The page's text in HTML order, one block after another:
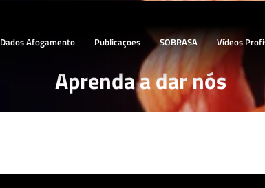
Dados Afogamento Publicaçoes SOBRASA Vídeos
Aprenda a dar nós